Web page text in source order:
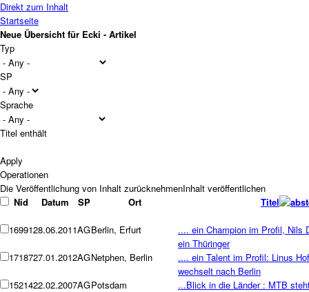
Direkt zum Inhalt
Startseite
Neue Übersicht für Ecki - Artikel
Typ
SP
Sprache
Titel enthält
Operationen
Nid Datum SP Ort Titel
1699128.06.2011AGBerlin, Erfurt
.... ein Champion im Profil, Nils
ein Thüringer
1718727.01.2012AGNetphen, Berlin
.... ein Talent im Profil: Linus
wechselt nach Berlin
1521422.02.2007AGPotsdam ...Blick in die Länder : MTB